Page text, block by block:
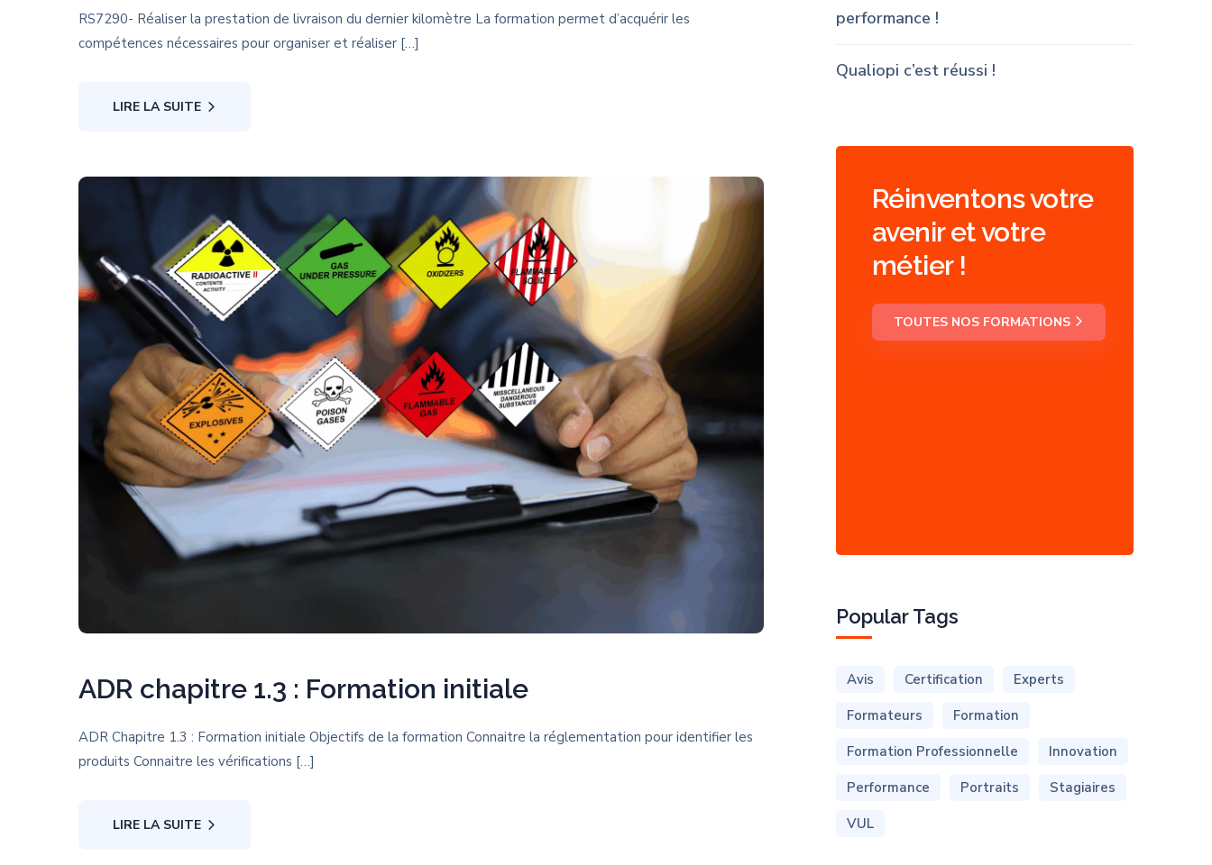
RS7290- Réaliser la prestation de livraison du dernier kilomètre La formation permet d’acquérir les
compétences nécessaires pour organiser et réaliser […]
LIRE LA SUITE
ADR chapitre 1.3 : Formation initiale
ADR Chapitre 1.3 : Formation initiale Objectifs de la formation Connaitre la réglementation pour identifier les
produits Connaitre les vérifications […]
LIRE LA SUITE
performance !
Qualiopi c’est réussi !
Réinventons votre
avenir et votre
métier !
TOUTES NOS FORMATIONS
Popular Tags
Avis Certification
Experts
Formateurs
Formation
Formation Professionnelle
Innovation
Performance
Portraits
Stagiaires
VUL